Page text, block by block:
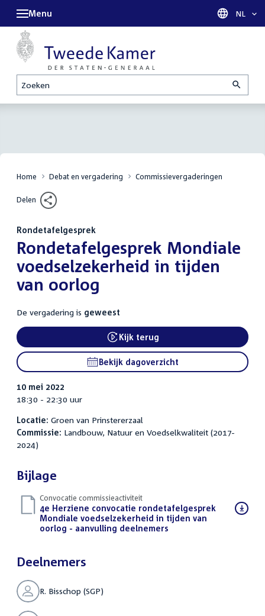
Zoeken
Menu Taal
NL
Home Debat en vergadering Commissievergaderingen
Delen
Rondetafelgesprek
:Rondetafelgesprek Mondiale
voedselzekerheid in tijden
van oorlog
De vergadering is geweest
External link:
Kijk terug
Bekijk dagoverzicht
10 mei 2022
18:30 - 22:30 uur
Locatie: Groen van Prinstererzaal
Commissie: Landbouw, Natuur en Voedselkwaliteit (2017-
2024)
Bijlage
Convocatie commissieactiviteit
Download
bestand:
4e Herziene convocatie rondetafelgesprek
Mondiale voedselzekerheid in tijden van
oorlog - aanvulling deelnemers
Deelnemers
R. Bisschop (SGP)